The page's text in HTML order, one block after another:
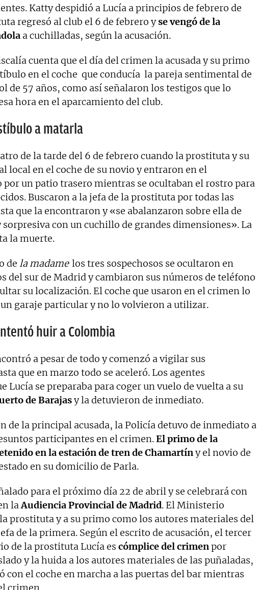
Katty despidió a Lucía a principios de febrero de
regresó al club el 6 de febrero yse vengó de la
a cuchilladas, según la acusación.
cuenta que el día del crimen la acusada y su primo
en el coche que conducía la pareja sentimental de
de 57 años, como así señalaron los testigos que lo
hora en el aparcamiento del club.
a matarla
de la tarde del 6 de febrero cuando la prostituta y su
local en el coche de su novio y entraron en el
un patio trasero mientras se ocultaban el rostro para
Buscaron a la jefa de la prostituta por todas las
que la encontraron y «se abalanzaron sobre ella de
con un cuchillo de grandes dimensiones». La
la muerte.
de la madame los tres sospechosos se ocultaron en
del sur de Madrid y cambiaron sus números de teléfono
su localización. El coche que usaron en el crimen lo
garaje particular y no lo volvieron a utilizar.
huir a Colombia
a pesar de todo y comenzó a vigilar sus
que en marzo todo se aceleró. Los agentes
Lucía se preparaba para coger un vuelo de vuelta a su
de Barajasy la detuvieron de inmediato.
de la principal acusada, la Policía detuvo de inmediato a
participantes en el crimen.El primo de la
en la estación de tren de Chamartíny el novio de
en su domicilio de Parla.
para el próximo día 22 de abril y se celebrará con
laAudiencia Provincial de Madrid. El Ministerio
prostituta y a su primo como los autores materiales del
de la primera. Según el escrito de acusación, el tercer
de la prostituta Lucía es cómplice del crimenpor
y la huida a los autores materiales de las puñaladas,
con el coche en marcha a las puertas del bar mientras